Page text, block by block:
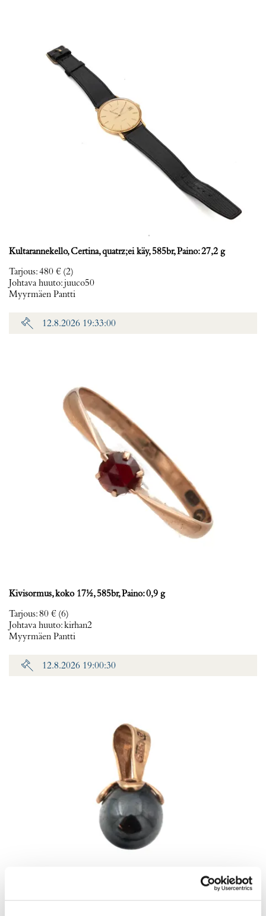
Kultarannekello, Certina, quatrz;ei käy, 585br, Paino: 27,2 g
Tarjous:480 € (2)
Johtava huuto:juuco50
Myyrmäen Pantti
12.8.2026 19:33:00
Kivisormus, koko 17½, 585br, Paino: 0,9 g
Tarjous:80 € (6)
Johtava huuto:kirhan2
Myyrmäen Pantti
12.8.2026 19:00:30